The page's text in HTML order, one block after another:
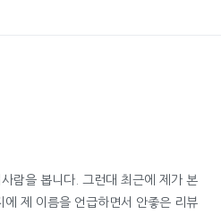
람을 봅니다. 그런대 최근에 제가 본
에 제 이름을 언급하면서 안좋은 리뷰